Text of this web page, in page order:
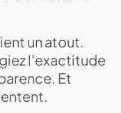
un atout.
l'exactitude
Et